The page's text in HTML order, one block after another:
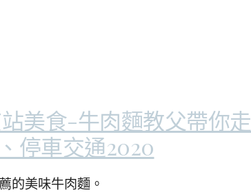
美食-牛肉麵教父帶你走
停車交通2020
的美味牛肉麵。